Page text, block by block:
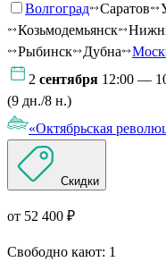
Волгоград Саратов
Козьмодемьянск
Рыбинск
Дубна
2 сентября 12:00 —
(9 дн./8 н.)
«Октябрьская
Скидки
от 52 400 ₽
Свободно кают: 1